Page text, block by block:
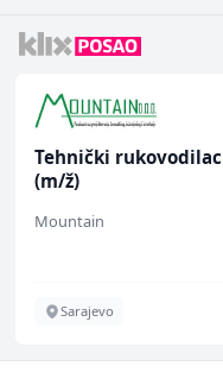
Tehnički rukovodilac
(m/ž)
Mountain
Sarajevo